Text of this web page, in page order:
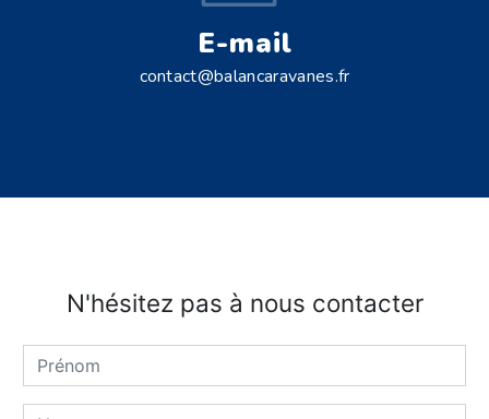
E-mail
contact@balancaravanes.fr
N'hésitez pas à nous contacter